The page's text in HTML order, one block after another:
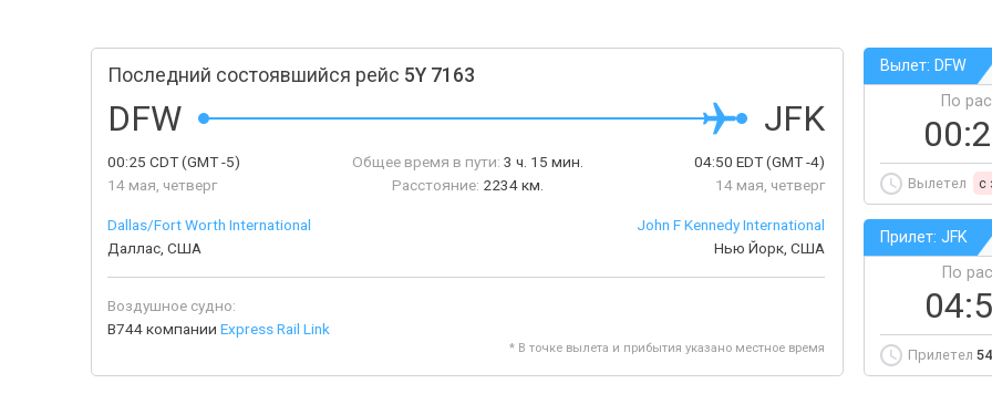
Последний состоявшийся рейс 5Y 7163
DFW JFK
00:25 CDT(GMT -5)
14 мая, четверг
Общее время в пути: 3 ч. 15 мин.
Расстояние: 2234 км.
04:50 EDT(GMT -4)
14 мая, четверг
Dallas/Fort Worth International
Даллас, США
John F Kennedy International
Нью Йорк, США
Воздушное судно:
B744 компании Express Rail Link
* В точке вылета и прибытия указано местное время
Вылет: DFW
По
Вылетел c
Прилет: JFK
По
Прилетел